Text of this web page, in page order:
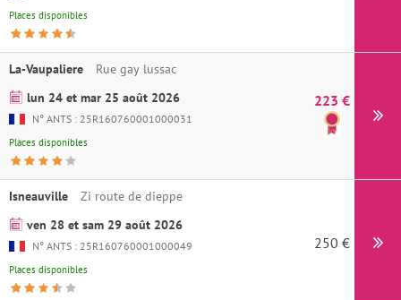
Places disponibles
La-Vaupaliere
Rue gay lussac
lun 24 et mar 25 août 2026
N° ANTS : 25R160760001000031
Places disponibles
223 €
Isneauville
Zi route de dieppe
ven 28 et sam 29 août 2026
N° ANTS : 25R160760001000049
Places disponibles
250 €